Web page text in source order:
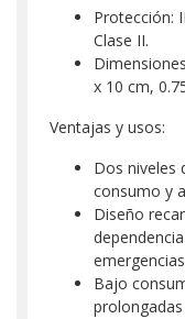
Protección:
Clase II.
x 10 cm,
Ventajas y usos:
Dos niveles
consumo y
Diseño
Bajo